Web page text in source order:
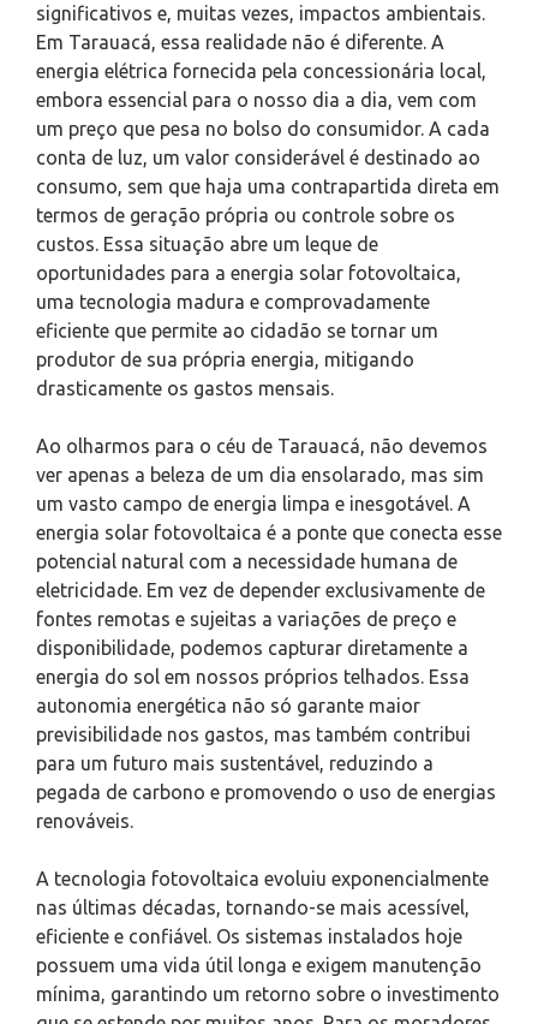
significativos e, muitas vezes, impactos ambientais.
Em Tarauacá, essa realidade não é diferente. A
energia elétrica fornecida pela concessionária local,
embora essencial para o nosso dia a dia, vem com
um preço que pesa no bolso do consumidor. A cada
conta de luz, um valor considerável é destinado ao
consumo, sem que haja uma contrapartida direta em
termos de geração própria ou controle sobre os
custos. Essa situação abre um leque de
oportunidades para a energia solar fotovoltaica,
uma tecnologia madura e comprovadamente
eficiente que permite ao cidadão se tornar um
produtor de sua própria energia, mitigando
drasticamente os gastos mensais.
Ao olharmos para o céu de Tarauacá, não devemos
ver apenas a beleza de um dia ensolarado, mas sim
um vasto campo de energia limpa e inesgotável. A
energia solar fotovoltaica é a ponte que conecta esse
potencial natural com a necessidade humana de
eletricidade. Em vez de depender exclusivamente de
fontes remotas e sujeitas a variações de preço e
disponibilidade, podemos capturar diretamente a
energia do sol em nossos próprios telhados. Essa
autonomia energética não só garante maior
previsibilidade nos gastos, mas também contribui
para um futuro mais sustentável, reduzindo a
pegada de carbono e promovendo o uso de energias
renováveis.
A tecnologia fotovoltaica evoluiu exponencialmente
nas últimas décadas, tornando-se mais acessível,
eficiente e confiável. Os sistemas instalados hoje
possuem uma vida útil longa e exigem manutenção
mínima, garantindo um retorno sobre o investimento